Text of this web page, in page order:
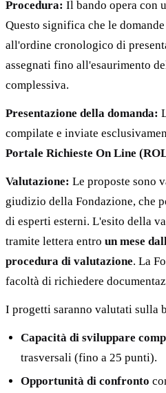
Procedura: Il bando opera con
Questo significa che le
all'ordine cronologico di
assegnati fino all'esaurimento
complessiva.
Presentazione della domanda:
compilate e inviate
Portale Richieste On Line
Valutazione: Le proposte sono
giudizio della Fondazione, che
di esperti esterni. L'esito della
tramite lettera entro un mese
procedura di valutazione. La
facoltà di richiedere
I progetti saranno valutati sulla
Capacità di sviluppare
trasversali (fino a 25 punti).
Opportunità di confronto